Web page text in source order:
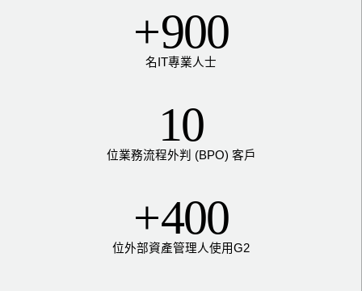
+900
名 IT專業人士
10
位業務流程外判 (BPO) 客戶
+400
位外部資產管理人使用G2